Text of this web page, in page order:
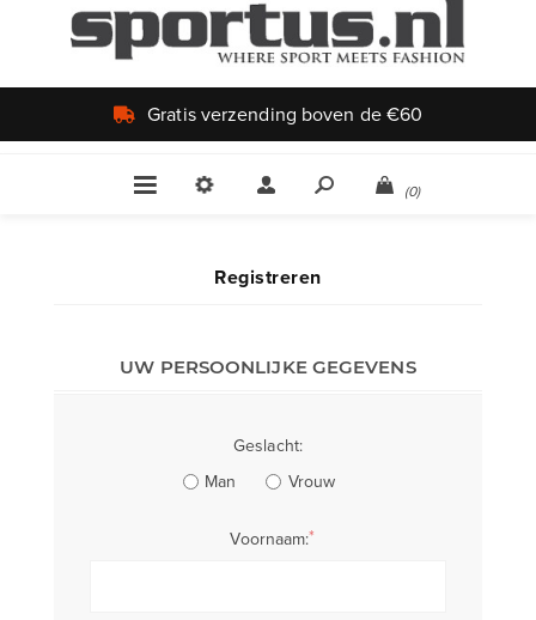
Gratis verzending boven de €60
(0)
Registreren
UW PERSOONLIJKE GEGEVENS
Geslacht:
Man
Vrouw
Voornaam:*